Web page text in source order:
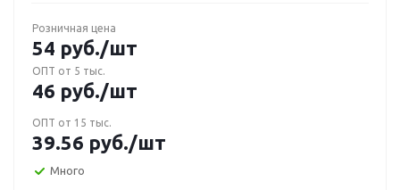
Розничная цена
54 руб./шт
ОПТ от 5 тыс.
46 руб./шт
ОПТ от 15 тыс.
39.56 руб./шт
Много